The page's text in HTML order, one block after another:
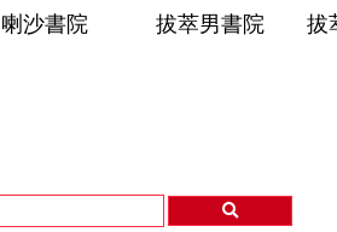
喇沙書院 拔萃男書院 拔